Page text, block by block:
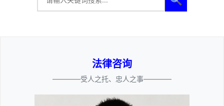
法律咨询
————受人之托、忠人之事————